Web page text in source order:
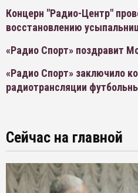
Концерн "Радио-Центр"
восстановлению
«Радио Спорт» поздравит
«Радио Спорт» заключило
радиотрансляции
Сейчас на главной